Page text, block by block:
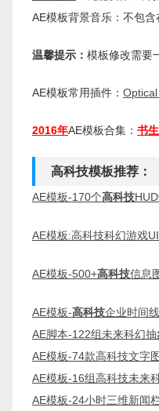
AE模板背景音乐：不包含
温馨提示： 模板修改需要
AE模板常用插件：
2016年AE模板合集： 书
高科技模板推荐：
AE模板-170个高科技
AE模板:高科技科幻游戏
AE模板-500+高科技信息
AE模板-高科技企业时间
AE脚本-122组未来科幻
AE模板-74款高科技文字
AE模板-16组高科技未来
AE模板-24小时三维新闻